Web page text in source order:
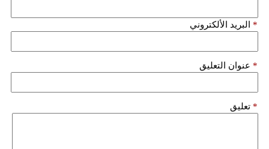
البريد الألكتروني *
عنوان التعليق *
تعليق *